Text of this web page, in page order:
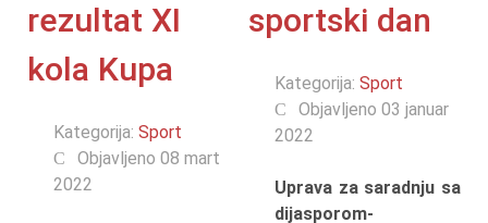
rezultat XI
kola Kupa
Kategorija: Sport
Objavljeno 08 mart
2022
sportski dan
Kategorija:Sport
Objavljeno 03 januar
2022
Uprava za saradnju sa
dijasporom-